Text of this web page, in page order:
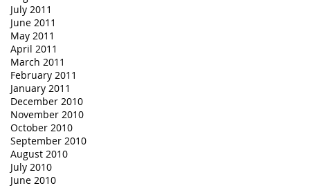
July 2011
June 2011
May 2011
April 2011
March 2011
February 2011
January 2011
December 2010
November 2010
October 2010
September 2010
August 2010
July 2010
June 2010